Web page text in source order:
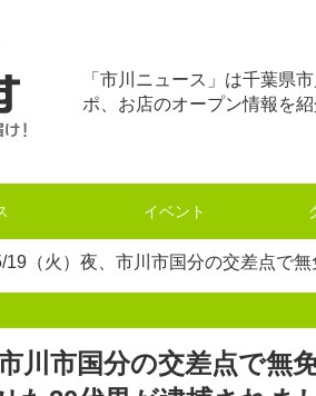
「市川ニュース」は千葉県
ポ、お店のオープン情報を紹
イベント
19（火）夜、市川市国分の交差点で
川市国分の交差点で無